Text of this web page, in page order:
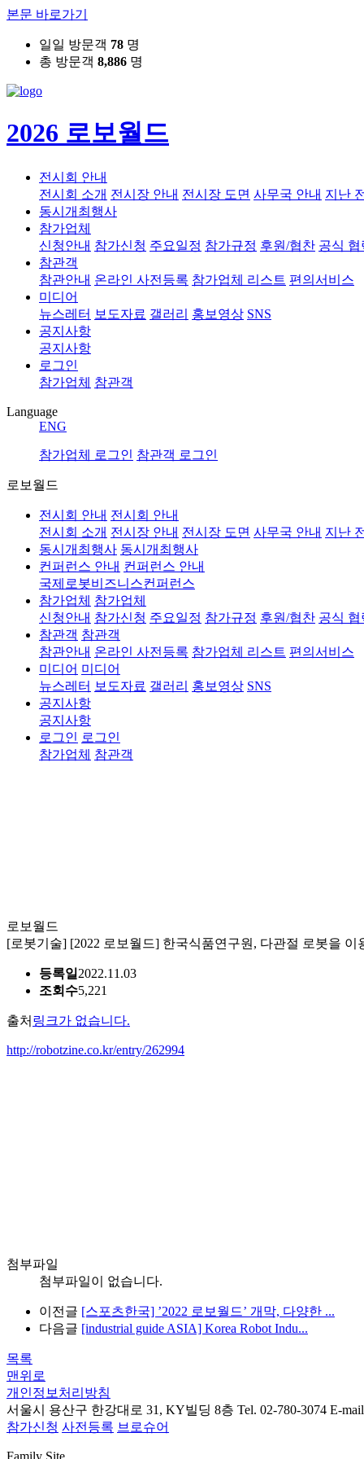
본문 바로가기
일일 방문객 78 명
총 방문객 8,886 명
2026 로보월드
전시회 안내
전시회 소개 전시장 안내 전시장 도면 사무국 안내 지난
동시개최행사
참가업체
신청안내 참가신청 주요일정 참가규정 후원/협찬 공식 협
참관객
참관안내 온라인 사전등록 참가업체 리스트 편의서비스
미디어
뉴스레터 보도자료 갤러리 홍보영상 SNS
공지사항
공지사항
로그인
참가업체 참관객
Language
ENG
참가업체 로그인 참관객 로그인
로보월드
전시회 안내 전시회 안내
전시회 소개 전시장 안내 전시장 도면 사무국 안내 지난
동시개최행사 동시개최행사
컨퍼런스 안내 컨퍼런스 안내
국제로봇비즈니스컨퍼런스
참가업체 참가업체
신청안내 참가신청 주요일정 참가규정 후원/협찬 공식 협
참관객 참관객
참관안내 온라인 사전등록 참가업체 리스트 편의서비스
미디어 미디어
뉴스레터 보도자료 갤러리 홍보영상 SNS
공지사항
공지사항
로그인 로그인
참가업체 참관객
전시회 안내
뉴스레터 보도자료
로보월드
[로봇기술] [2022 로보월드] 한국식품연구원, 다관절 로봇을 이
등록일 2022.11.03
조회수5,221
출처 링크가 없습니다.
http://robotzine.co.kr/entry/262994
첨부파일
첨부파일이 없습니다.
이전글 [스포츠한국] ’2022 로보월드’ 개막, 다양한 ...
다음글 [industrial guide ASIA] Korea Robot Indu...
목록
맨위로
개인정보처리방침
서울시 용산구 한강대로 31, KY빌딩 8층 Tel. 02-780-3074 E-
참가신청 사전등록 브로슈어
Family Site